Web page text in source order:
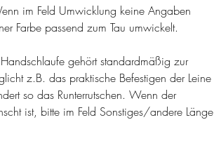
im Feld Umwicklung keine Angaben
Farbe passend zum Tau umwickelt.
gehört standardmäßig zur
z.B. das praktische Befestigen der Leine
so das Runterrutschen. Wenn der
ist, bitte im Feld Sonstiges/andere Länge